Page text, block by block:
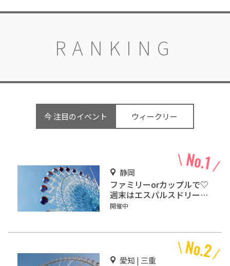
RANKING
今 注目のイベント ウィークリー
静岡
ファミリーorカップルで♡
週末はエスパルスドリーム
プラザで楽しもう！
開催中
愛知 | 三重